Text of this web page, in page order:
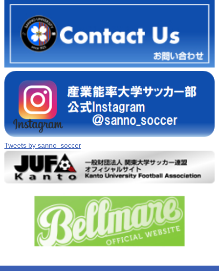
Tweets by sanno_soccer